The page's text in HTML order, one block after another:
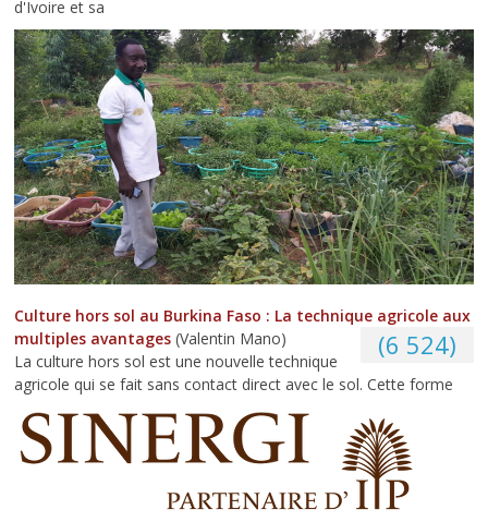
d'Ivoire et sa
Culture hors sol au Burkina Faso : La technique agricole aux
multiples avantages (Valentin Mano) (6 524)
La culture hors sol est une nouvelle technique
agricole qui se fait sans contact direct avec le sol. Cette forme